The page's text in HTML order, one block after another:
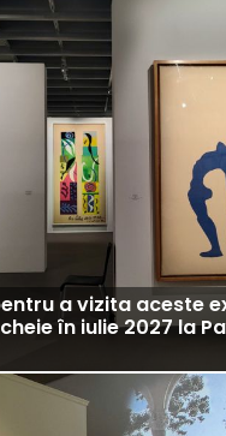
a vizita aceste
în iulie 2027 la